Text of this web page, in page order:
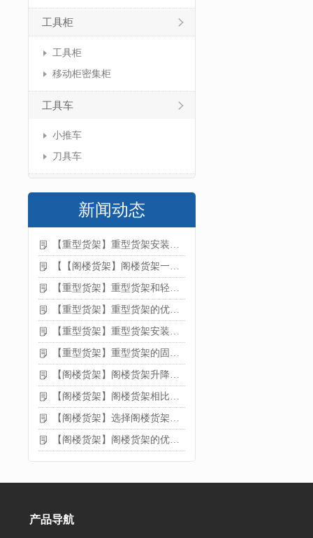
工具柜
工具柜
移动柜密集柜
工具车
小推车
刀具车
新闻动态
【重型货架】重型货架安装注意事项
【【阁楼货架】阁楼货架一般有哪些用途
【重型货架】重型货架和轻型货架的区别是什么
【重型货架】重型货架的优缺点
【重型货架】重型货架安装需要注意什么？
【重型货架】重型货架的固定方法
【阁楼货架】阁楼货架升降机需要注意哪些
【阁楼货架】阁楼货架相比传统货架的优势是什么
【阁楼货架】选择阁楼货架的好处？
【阁楼货架】阁楼货架的优点是什么
产品导航